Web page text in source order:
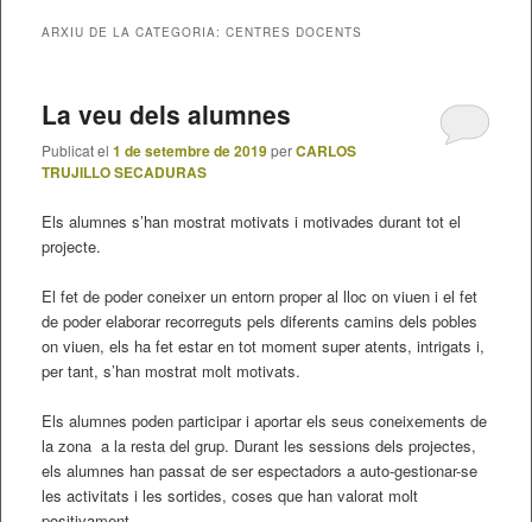
ARXIU DE LA CATEGORIA: CENTRES DOCENTS
La veu dels alumnes
Publicat el 1 de setembre de 2019perCARLOS
TRUJILLO SECADURAS
Els alumnes s’han mostrat motivats i motivades durant tot el
projecte.
El fet de poder coneixer un entorn proper al lloc on viuen i el fet
de poder elaborar recorreguts pels diferents camins dels pobles
on viuen, els ha fet estar en tot moment super atents, intrigats i,
per tant, s’han mostrat molt motivats.
Els alumnes poden participar i aportar els seus coneixements de
la zona a la resta del grup. Durant les sessions dels projectes,
els alumnes han passat de ser espectadors a auto-gestionar-se
les activitats i les sortides, coses que han valorat molt